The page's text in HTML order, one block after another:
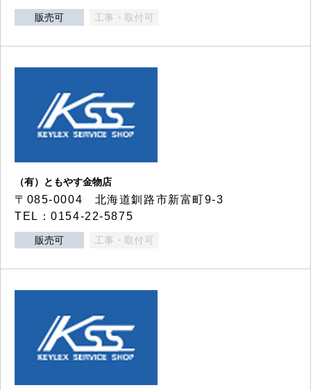
販売可 工事・取付可
（有）ともやす金物店
〒085-0004 北海道釧路市新富町9-3
TEL：0154-22-5875
販売可 工事・取付可